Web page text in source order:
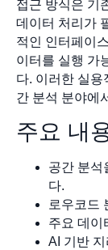
접근 방식은 기
데이터 처리가
적인 인터페이
이터를 실행 가
다. 이러한 실용
간 분석 분야에
주요 내
공간 분석
다.
로우코드
주요 데이
AI 기반